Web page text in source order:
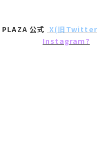
PLAZA 公式 X(旧
Instagram?